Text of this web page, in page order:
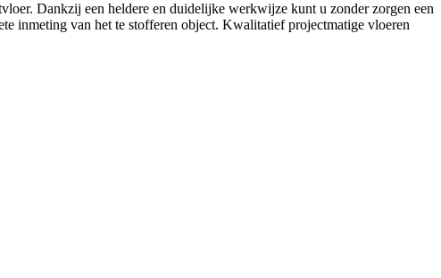
Dankzij een heldere en duidelijke werkwijze kunt u zonder zorgen een
inmeting van het te stofferen object. Kwalitatief projectmatige vloeren